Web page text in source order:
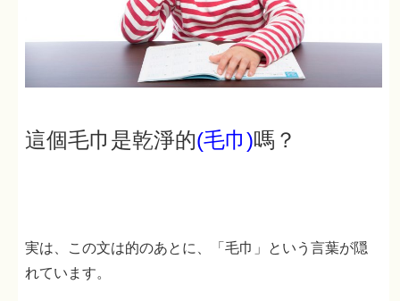
這個毛巾是乾淨的(毛巾)嗎？
実は、この文は的のあとに、「毛巾」という言葉が隠
れています。